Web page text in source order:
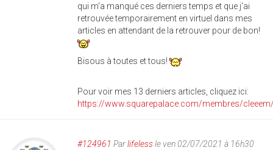
qui m'a manqué ces derniers temps et que j'ai
retrouvée temporairement en virtuel dans mes
articles en attendant de la retrouver pour de bon!
Bisous à toutes et tous!
Pour voir mes 13 derniers articles, cliquez ici:
https://www.squarepalace.com/membres/
#124961 Parlifelessle ven 02/07/2021 à 16h30